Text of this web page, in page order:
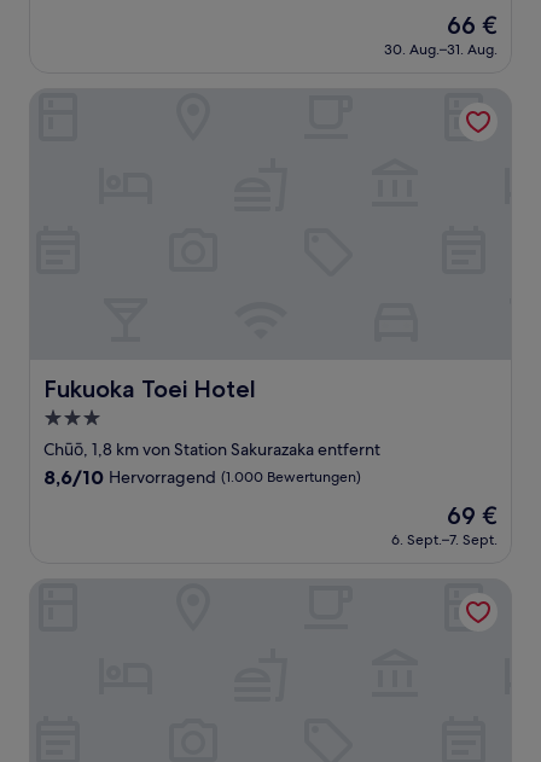
Bewertungen)
Der
Preis
beträgt
66 €
30. Aug.–31. Aug.
Fukuoka Toei Hotel
Fukuoka Toei Hotel
3.0-
Sterne-
Unterkunft
Chūō, 1,8 km von Station Sakurazaka entfernt
8.6
Bewertungen)
8,6/10 Hervorragend (1.000 Bewertungen)
Der
Preis
beträgt
69 €
6. Sept.–7. Sept.